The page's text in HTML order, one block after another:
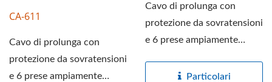
CA-611
Cavo di prolunga con
protezione da sovratensioni
e 6 prese ampiamente
Cavo di prolunga con
protezione da sovratensioni
e 6 prese ampiamente
Particolari